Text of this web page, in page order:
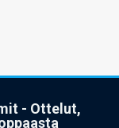
- Ottelut,